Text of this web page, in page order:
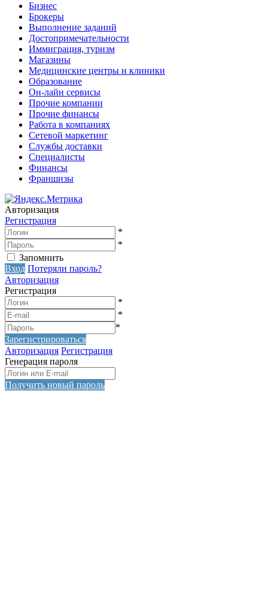
Бизнес
Брокеры
Выполнение заданий
Достопримечательности
Иммиграция, туризм
Магазины
Медицинские центры и клиники
Образование
Он-лайн сервисы
Прочие компании
Прочие финансы
Работа в компаниях
Сетевой маркетинг
Службы доставки
Специалисты
Финансы
Франшизы
Авторизация
Регистрация
*
*
Запомнить
Вход Потеряли пароль?
Авторизация
Регистрация
*
*
*
Зарегистрироваться
Авторизация Регистрация
Генерация пароля
Получить новый пароль